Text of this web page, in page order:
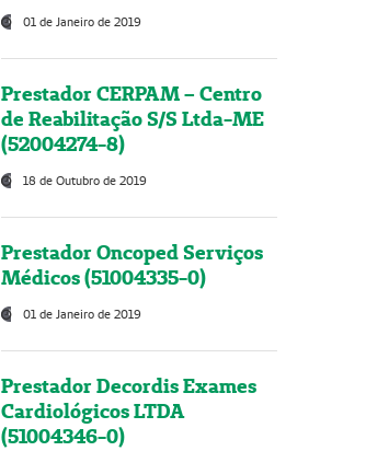
01 de Janeiro de 2019
Prestador CERPAM – Centro
de Reabilitação S/S Ltda-ME
(52004274-8)
18 de Outubro de 2019
Prestador Oncoped Serviços
Médicos (51004335-0)
01 de Janeiro de 2019
Prestador Decordis Exames
Cardiológicos LTDA
(51004346-0)